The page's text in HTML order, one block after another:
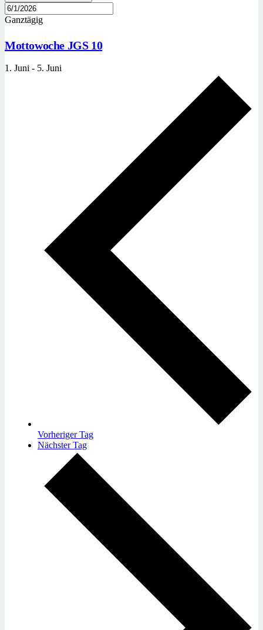
Ganztägig
Mottowoche JGS 10
1. Juni - 5. Juni
Vorheriger Tag
Nächster Tag